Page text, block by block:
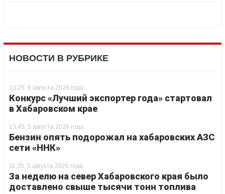
НОВОСТИ В РУБРИКЕ
13:25, 6 августа 2026 года
Конкурс «Лучший экспортер года» стартовал
в Хабаровском крае
13:45, 5 августа 2026 года
Бензин опять подорожал на хабаровских АЗС
сети «ННК»
11:35, 5 августа 2026 года
За неделю на север Хабаровского края было
доставлено свыше тысячи тонн топлива